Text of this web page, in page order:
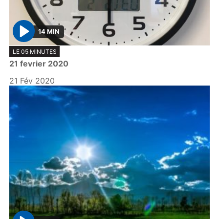
P
l
a
y
14 MIN
LE 05 MINUTES
21 fevrier 2020
21 Fév 2020